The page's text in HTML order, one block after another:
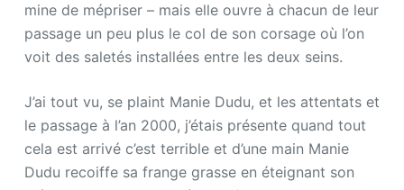
mine de mépriser – mais elle ouvre à chacun de leur
passage un peu plus le col de son corsage où l’on
voit des saletés installées entre les deux seins.
J’ai tout vu, se plaint Manie Dudu, et les attentats et
le passage à l’an 2000, j’étais présente quand tout
cela est arrivé c’est terrible et d’une main Manie
Dudu recoiffe sa frange grasse en éteignant son